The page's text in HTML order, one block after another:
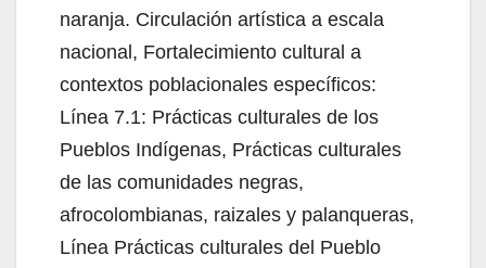
naranja. Circulación artística a escala
nacional, Fortalecimiento cultural a
contextos poblacionales específicos:
Línea 7.1: Prácticas culturales de los
Pueblos Indígenas, Prácticas culturales
de las comunidades negras,
afrocolombianas, raizales y palanqueras,
Línea Prácticas culturales del Pueblo